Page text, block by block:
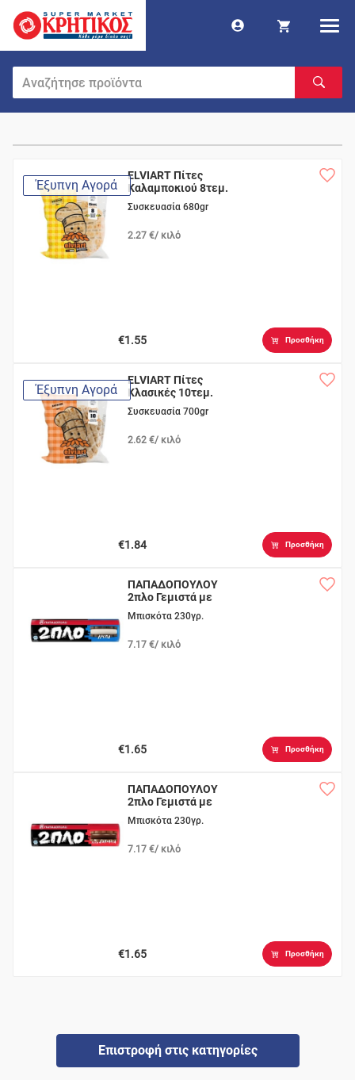
Έξυπνη Αγορά
ELVIART Πίτες
Καλαμποκιού 8τεμ.
Συσκευασία 680gr
2.27 €/ κιλό
€1.55 Προσθήκη
Έξυπνη Αγορά
ELVIART Πίτες
Κλασικές 10τεμ.
Συσκευασία 700gr
2.62 €/ κιλό
€1.84 Προσθήκη
ΠΑΠΑΔΟΠΟΥΛΟΥ
2πλο Γεμιστά με
Κρέμα
Μπισκότα 230γρ.
7.17 €/ κιλό
€1.65 Προσθήκη
ΠΑΠΑΔΟΠΟΥΛΟΥ
2πλο Γεμιστά με
Σοκολάτα
Μπισκότα 230γρ.
7.17 €/ κιλό
€1.65 Προσθήκη
Επιστροφή στις κατηγορίες